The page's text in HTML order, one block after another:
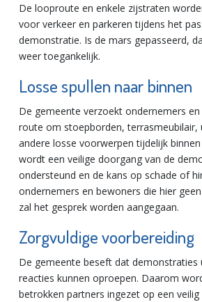
De looproute en enkele zijstraten
voor verkeer en parkeren tijdens het
demonstratie. Is de mars gepasseerd,
weer toegankelijk.
Losse spullen naar binnen
De gemeente verzoekt ondernemers
route om stoepborden, terrasmeubilair,
andere losse voorwerpen tijdelijk
wordt een veilige doorgang van de
ondersteund en de kans op schade of
ondernemers en bewoners die hier
zal het gesprek worden aangegaan.
Zorgvuldige voorbereiding
De gemeente beseft dat demonstraties
reacties kunnen oproepen. Daarom
betrokken partners ingezet op een